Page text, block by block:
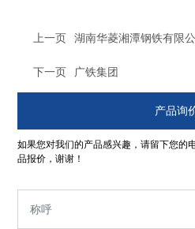
上一页 湖南华菱湘潭钢铁有限
下一页 广铁集团
产品询
如果您对我们的产品感兴趣，请留下您的
品报价，谢谢！